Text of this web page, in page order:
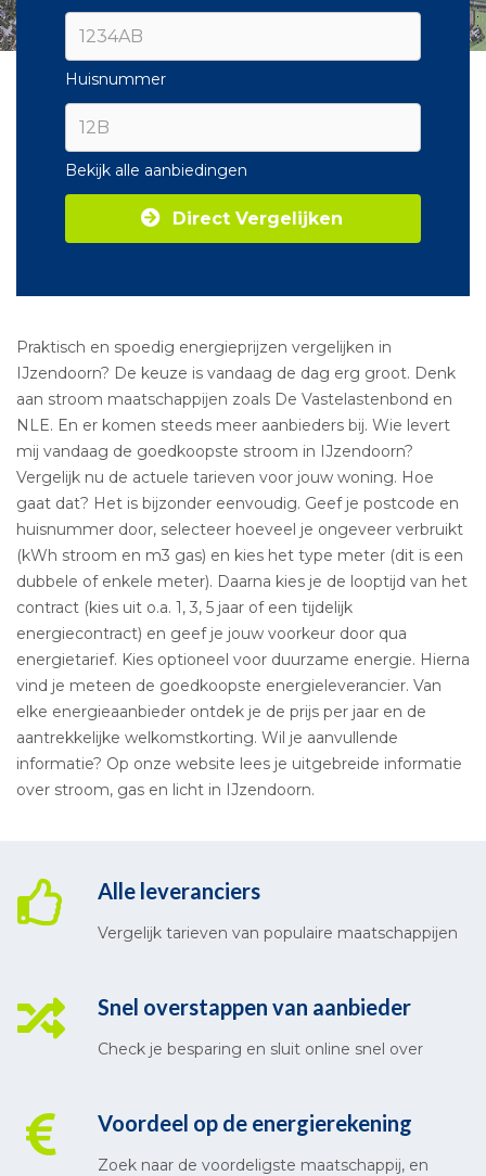
Huisnummer
Bekijk alle aanbiedingen
Direct Vergelijken
Praktisch en spoedig energieprijzen vergelijken in
IJzendoorn? De keuze is vandaag de dag erg groot. Denk
aan stroom maatschappijen zoals De Vastelastenbond en
NLE. En er komen steeds meer aanbieders bij. Wie levert
mij vandaag de goedkoopste stroom in IJzendoorn?
Vergelijk nu de actuele tarieven voor jouw woning. Hoe
gaat dat? Het is bijzonder eenvoudig. Geef je postcode en
huisnummer door, selecteer hoeveel je ongeveer verbruikt
(kWh stroom en m3 gas) en kies het type meter (dit is een
dubbele of enkele meter). Daarna kies je de looptijd van het
contract (kies uit o.a. 1, 3, 5 jaar of een tijdelijk
energiecontract) en geef je jouw voorkeur door qua
energietarief. Kies optioneel voor duurzame energie. Hierna
vind je meteen de goedkoopste energieleverancier. Van
elke energieaanbieder ontdek je de prijs per jaar en de
aantrekkelijke welkomstkorting. Wil je aanvullende
informatie? Op onze website lees je uitgebreide informatie
over stroom, gas en licht in IJzendoorn.
Alle leveranciers
Vergelijk tarieven van populaire maatschappijen
Snel overstappen van aanbieder
Check je besparing en sluit online snel over
Voordeel op de energierekening
Zoek naar de voordeligste maatschappij, en